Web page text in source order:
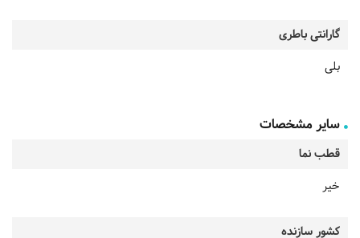
گارانتی باطری
بلی
سایر مشخصات
قطب نما
خیر
کشور سازنده